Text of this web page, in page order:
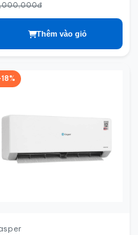
Thêm vào giỏ